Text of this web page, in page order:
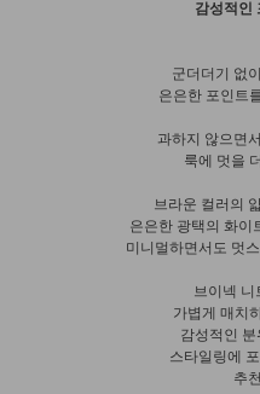
감성적인
군더더기 없
은은한 포인트
과하지 않으면
룩에 멋을
브라운 컬러의
은은한 광택의 화이
미니멀하면서도 멋
브이넥
가볍게 매치
감성적인
스타일링에
추